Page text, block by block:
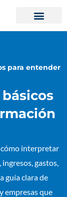
para entender
interpretar
gastos,
guía clara de
empresas que